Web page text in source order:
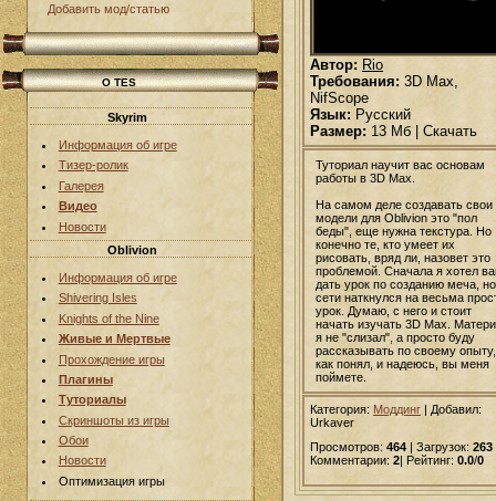
Добавить мод/статью
О TES
Skyrim
Информация об игре
Тизер-ролик
Галерея
Видео
Новости
Oblivion
Информация об игре
Shivering Isles
Knights of the Nine
Живые и Мертвые
Прохождение игры
Плагины
Туториалы
Скриншоты из игры
Обои
Новости
Оптимизация игры
Автор: Rio
Требования: 3D Max,
NifScope
Язык: Русский
Размер: 13 Мб | Скачать
Туториал научит вас основам
работы в 3D Max.
На самом деле создавать свои
модели для Oblivion это "пол
беды", еще нужна текстура. Но
конечно те, кто умеет их
рисовать, вряд ли, назовет это
проблемой. Сначала я хотел
дать урок по созданию меча,
сети наткнулся на весьма
урок. Думаю, с него и стоит
начать изучать 3D Max.
я не "слизал", а просто буду
рассказывать по своему опыту,
как понял, и надеюсь, вы меня
поймете.
Категория: Моддинг | Добавил:
Urkaver
Просмотров: 464 | Загрузок: 263
Комментарии: 2 | Рейтинг: 0.0/0